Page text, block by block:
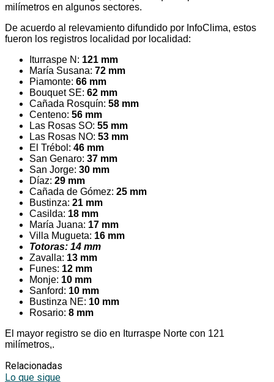
milímetros en algunos sectores.
De acuerdo al relevamiento difundido por InfoClima, estos
fueron los registros localidad por localidad:
Iturraspe N: 121 mm
María Susana: 72 mm
Piamonte: 66 mm
Bouquet SE: 62 mm
Cañada Rosquín: 58 mm
Centeno: 56 mm
Las Rosas SO: 55 mm
Las Rosas NO: 53 mm
El Trébol: 46 mm
San Genaro: 37 mm
San Jorge: 30 mm
Díaz: 29 mm
Cañada de Gómez: 25 mm
Bustinza: 21 mm
Casilda: 18 mm
María Juana: 17 mm
Villa Mugueta: 16 mm
Totoras: 14 mm
Zavalla: 13 mm
Funes: 12 mm
Monje: 10 mm
Sanford: 10 mm
Bustinza NE: 10 mm
Rosario: 8 mm
El mayor registro se dio en Iturraspe Norte con 121
milímetros,.
Relacionadas
Lo que sigue